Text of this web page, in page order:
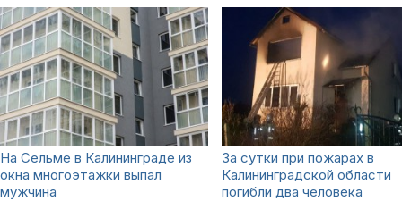
На Сельме в Калининграде из
окна многоэтажки выпал
мужчина
За сутки при пожарах в
Калининградской области
погибли два человека